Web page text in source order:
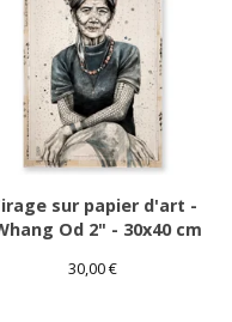
sur papier d'art -
Od 2" - 30x40 cm
30,00€